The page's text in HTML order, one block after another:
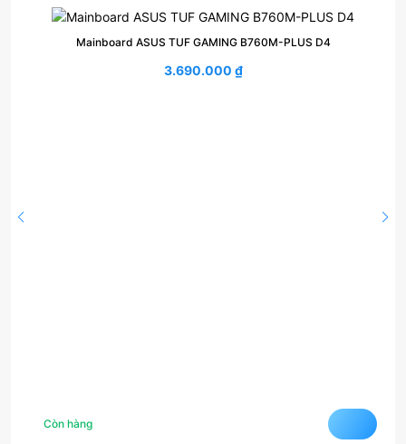
Mainboard ASUS TUF GAMING B760M-PLUS D4
3.690.000 ₫
Còn hàng